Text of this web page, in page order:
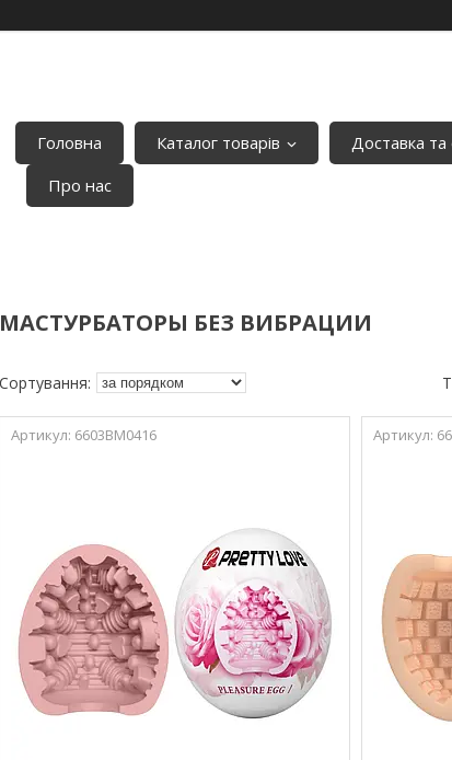
Головна Каталог товарів Доставка та
Про нас
МАСТУРБАТОРЫ БЕЗ ВИБРАЦИИ
6603ВМ0416